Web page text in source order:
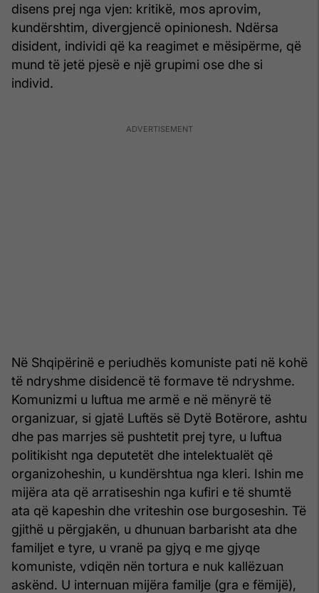
disens prej nga vjen: kritikë, mos aprovim,
kundërshtim, divergjencë opinionesh. Ndërsa
disident, individi që ka reagimet e mësipërme, që
mund të jetë pjesë e një grupimi ose dhe si
individ.
Në Shqipërinë e periudhës komuniste pati në kohë
të ndryshme disidencë të formave të ndryshme.
Komunizmi u luftua me armë e në mënyrë të
organizuar, si gjatë Luftës së Dytë Botërore, ashtu
dhe pas marrjes së pushtetit prej tyre, u luftua
politikisht nga deputetët dhe intelektualët që
organizoheshin, u kundërshtua nga kleri. Ishin me
mijëra ata që arratiseshin nga kufiri e të shumtë
ata që kapeshin dhe vriteshin ose burgoseshin. Të
gjithë u përgjakën, u dhunuan barbarisht ata dhe
familjet e tyre, u vranë pa gjyq e me gjyqe
komuniste, vdiqën nën tortura e nuk kallëzuan
askënd. U internuan mijëra familje (gra e fëmijë),